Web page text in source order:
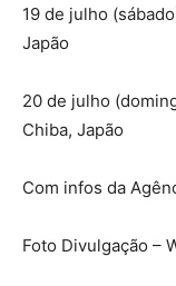
19 de julho
Japão
20 de julho
Chiba, Japão
Com infos da
Foto Divulgação –